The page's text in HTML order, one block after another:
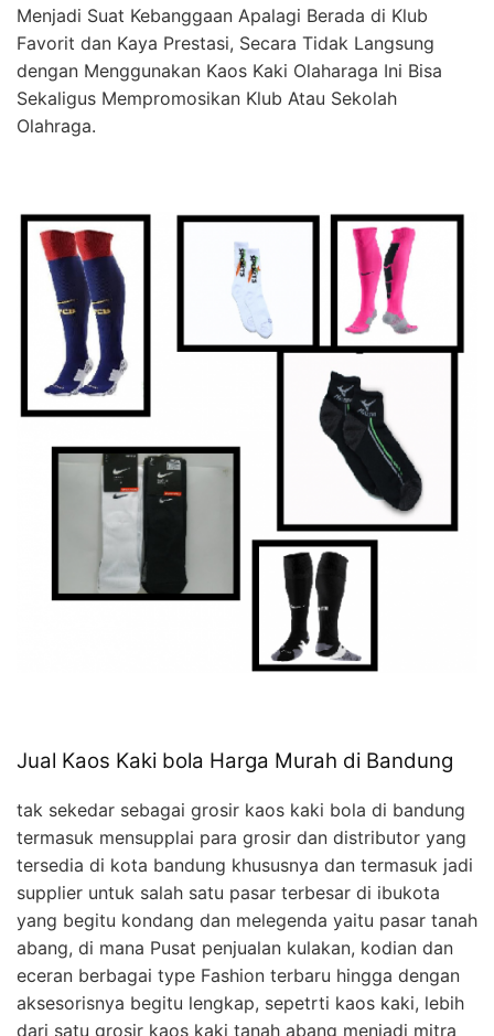
Menjadi Suat Kebanggaan Apalagi Berada di Klub
Favorit dan Kaya Prestasi, Secara Tidak Langsung
dengan Menggunakan Kaos Kaki Olaharaga Ini Bisa
Sekaligus Mempromosikan Klub Atau Sekolah
Olahraga.
Jual Kaos Kaki bola Harga Murah di Bandung
tak sekedar sebagai grosir kaos kaki bola di bandung
termasuk mensupplai para grosir dan distributor yang
tersedia di kota bandung khususnya dan termasuk jadi
supplier untuk salah satu pasar terbesar di ibukota
yang begitu kondang dan melegenda yaitu pasar tanah
abang, di mana Pusat penjualan kulakan, kodian dan
eceran berbagai type Fashion terbaru hingga dengan
aksesorisnya begitu lengkap, sepetrti kaos kaki, lebih
dari satu grosir kaos kaki tanah abang menjadi mitra